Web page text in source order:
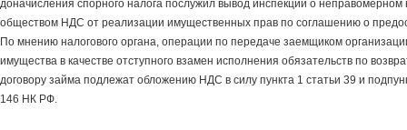
доначисления спорного налога послужил вывод инспекции о неправомерном
обществом НДС от реализации имущественных прав по соглашению о
По мнению налогового органа, операции по передаче заемщиком
имущества в качестве отступного взамен исполнения обязательств по
договору займа подлежат обложению НДС в силу пункта 1 статьи 39 и
146 НК РФ.